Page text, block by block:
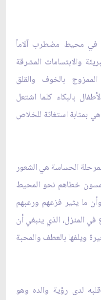
في محيط مضطرب آلاماً
والابتسامات المشرقة
بالخوف والقلق
بالبكاء كلما اشتعل
هي بمثابة استغاثة للخلاص
الحساسة هي الشعور
خطاهم نحو المحيط
ما يثير فزعهم ورعبهم
المنزل، الذي ينبغي أن
ويلفها بالعطف والمحبة
لدى رؤية والده وهو